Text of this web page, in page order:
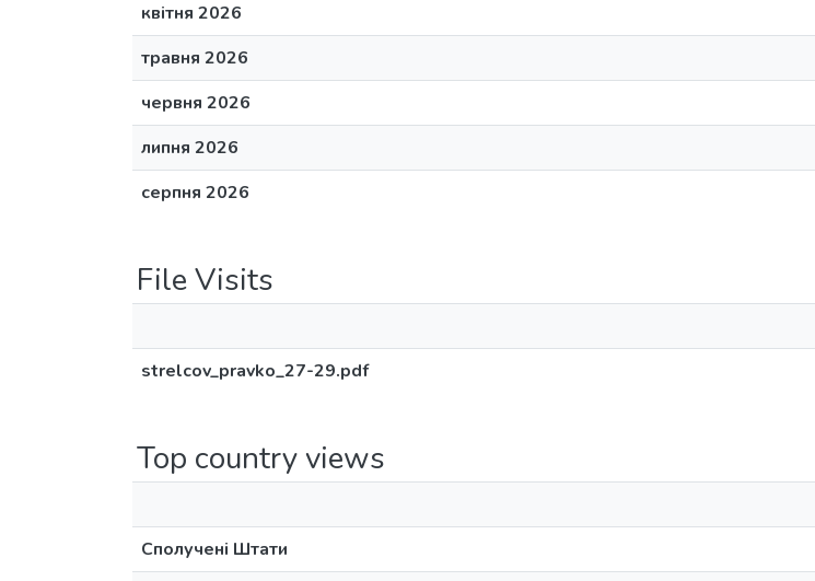
квітня 2026
травня 2026
червня 2026
липня 2026
серпня 2026
File Visits
strelcov_pravko_27-29.pdf
Top country views
Сполучені Штати